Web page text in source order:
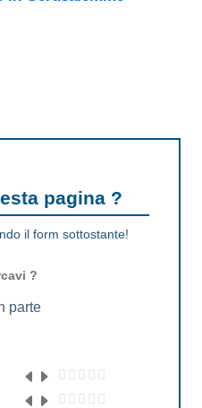
pagina ?
il form sottostante!
?
parte